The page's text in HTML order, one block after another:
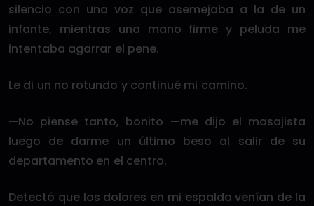
silencio con una voz que asemejaba a la de un
infante, mientras una mano firme y peluda me
intentaba agarrar el pene.
Le di un no rotundo y continué mi camino.
—No piense tanto, bonito —me dijo el masajista
luego de darme un último beso al salir de su
departamento en el centro.
Detectó que los dolores en mi espalda venían de la